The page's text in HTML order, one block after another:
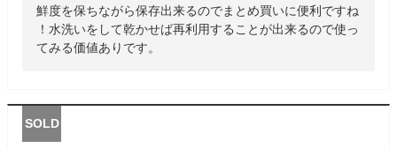
鮮度を保ちながら保存出来るのでまとめ買いに便利ですね
！水洗いをして乾かせば再利用することが出来るので使っ
てみる価値ありです。
SOLD